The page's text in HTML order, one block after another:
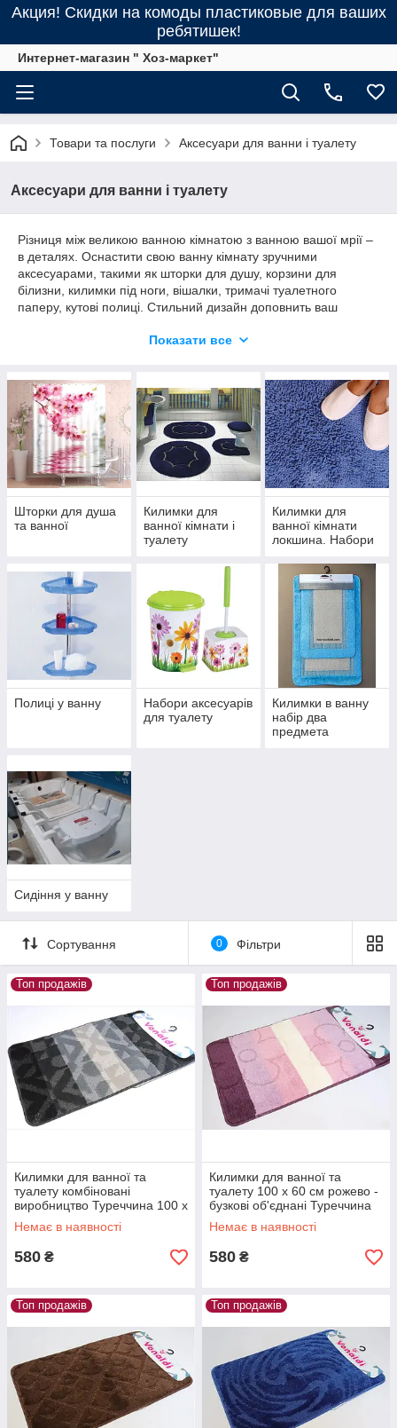
Акция! Скидки на комоды пластиковые для ваших
ребятишек!
Интернет-магазин " Хоз-маркет"
Товари та послуги Аксесуари для ванни і туалету
Аксесуари для ванни і туалету
Різниця між великою ванною кімнатою з ванною вашої мрії –
в деталях. Оснастити свою ванну кімнату зручними
аксесуарами, такими як шторки для душу, корзини для
білизни, килимки під ноги, вішалки, тримачі туалетного
паперу, кутові полиці. Стильний дизайн доповнить ваш
аксесуарів для ванної – все, що вам потрібно для створення
ідеальної ванної кімнати. Від традиційних стилів, які ніколи не
виходять з моди, до сучасних дизайнів – у нашому
асортименті знайдеться щось для кожного.
Показати все
Шторки для душа
та ванної
Килимки для
ванної кімнати і
туалету
Килимки для
ванної кімнати
локшина. Набори
Полиці у ванну
Набори аксесуарів
для туалету
Килимки в ванну
набір два
предмета
Сидіння у ванну
Сортування 0 Фільтри
Топ продажів
Килимки для ванної та
туалету комбіновані
виробництво Туреччина 100 х
60 см
Немає в наявності
580 ₴
Топ продажів
Килимки для ванної та
туалету 100 х 60 см рожево -
бузкові об'єднані Туреччина
Немає в наявності
580 ₴
Топ продажів Топ продажів